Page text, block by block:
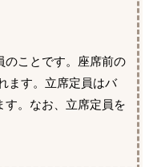
のことです。座席前の
ます。立席定員はバ
す。なお、立席定員を